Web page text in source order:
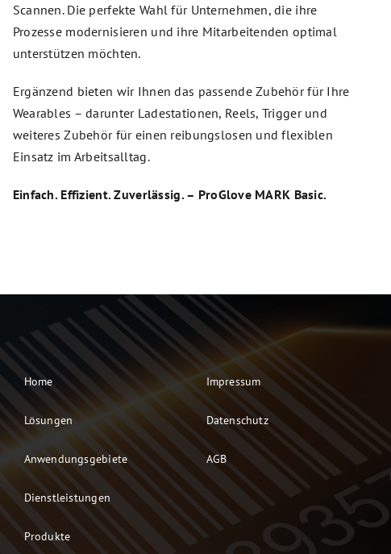
Scannen. Die perfekte Wahl für Unternehmen, die ihre
Prozesse modernisieren und ihre Mitarbeitenden optimal
unterstützen möchten.
Ergänzend bieten wir Ihnen das passende Zubehör für Ihre
Wearables – darunter Ladestationen, Reels, Trigger und
weiteres Zubehör für einen reibungslosen und flexiblen
Einsatz im Arbeitsalltag.
Einfach. Effizient. Zuverlässig. – ProGlove MARK Basic.
Home
Lösungen
Anwendungsgebiete
Dienstleistungen
Produkte
Impressum
Datenschutz
AGB